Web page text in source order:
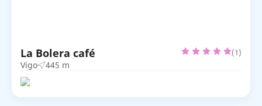
La Bolera café (1)
Vigo 445 m